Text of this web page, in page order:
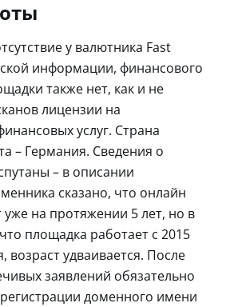
у валютника Fast
информации, финансового
также нет, как и не
лицензии на
услуг. Страна
– Германия. Сведения о
– в описании
сказано, что онлайн
уже на протяжении 5 лет, но в
площадка работает с 2015
возраст удваивается. После
заявлений обязательно
доменного имени